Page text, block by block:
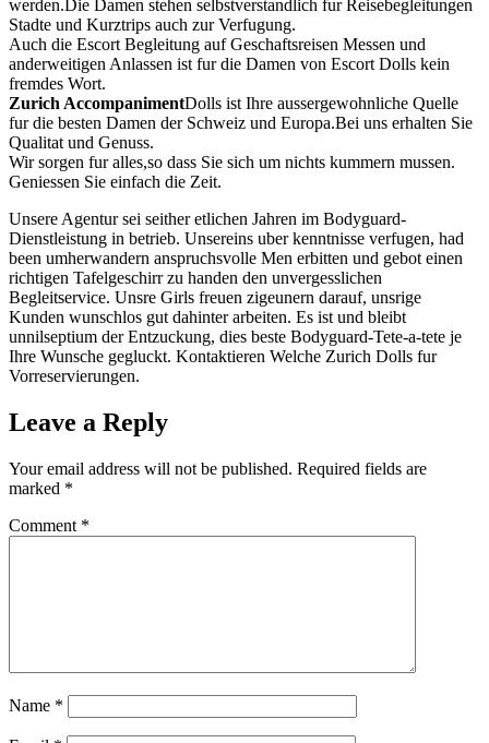
werden.Die Damen stehen selbstverstandlich fur Reisebegleitungen
Stadte und Kurztrips auch zur Verfugung.
Auch die Escort Begleitung auf Geschaftsreisen Messen und
anderweitigen Anlassen ist fur die Damen von Escort Dolls kein
fremdes Wort.
Zurich AccompanimentDolls ist Ihre aussergewohnliche Quelle
fur die besten Damen der Schweiz und Europa.Bei uns erhalten Sie
Qualitat und Genuss.
Wir sorgen fur alles,so dass Sie sich um nichts kummern mussen.
Geniessen Sie einfach die Zeit.
Unsere Agentur sei seither etlichen Jahren im Bodyguard-
Dienstleistung in betrieb. Unsereins uber kenntnisse verfugen, had
been umherwandern anspruchsvolle Men erbitten und gebot einen
richtigen Tafelgeschirr zu handen den unvergesslichen
Begleitservice. Unsre Girls freuen zigeunern darauf, unsrige
Kunden wunschlos gut dahinter arbeiten. Es ist und bleibt
unnilseptium der Entzuckung, dies beste Bodyguard-Tete-a-tete je
Ihre Wunsche gegluckt. Kontaktieren Welche Zurich Dolls fur
Vorreservierungen.
Leave a Reply
Your email address will not be published. Required fields are
marked *
Comment *
Name *